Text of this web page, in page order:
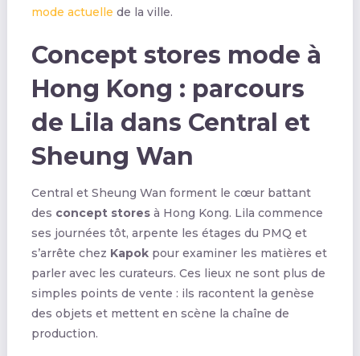
mode actuelle de la ville.
Concept stores mode à
Hong Kong : parcours
de Lila dans Central et
Sheung Wan
Central et Sheung Wan forment le cœur battant
des concept storesà Hong Kong. Lila commence
ses journées tôt, arpente les étages du PMQ et
s’arrête chez Kapokpour examiner les matières et
parler avec les curateurs. Ces lieux ne sont plus de
simples points de vente : ils racontent la genèse
des objets et mettent en scène la chaîne de
production.